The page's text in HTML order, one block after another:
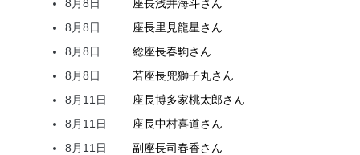
8月8日
座長浅井海斗さん
8月8日
座長里見龍星さん
8月8日
総座長春駒さん
8月8日
若座長兜獅子丸さん
8月11日
座長博多家桃太郎さん
8月11日
座長中村喜道さん
8月11日
副座長司春香さん